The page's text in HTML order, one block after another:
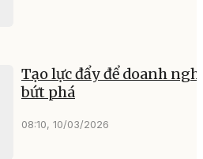
Tạo lực đẩy để doanh
bứt phá
08:10, 10/03/2026